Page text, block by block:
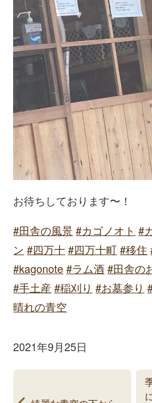
お待ちしております〜！
#田舎の風景 #カゴノオト #
ン #四万十 #四万十町 #移住
#kagonote #ラム酒 #田舎の
#手土産 #稲刈り #お墓参り
晴れの青空
2021年9月25日